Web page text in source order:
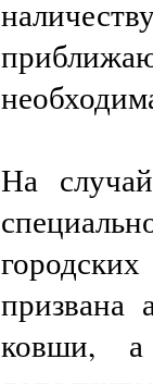
На
призвана
ковши, а